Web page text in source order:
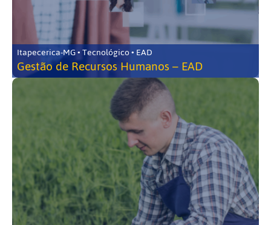
Itapecerica-MG • Tecnológico • EAD
Gestão de Recursos Humanos – EAD